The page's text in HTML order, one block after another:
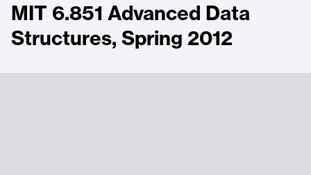
MIT 6.851 Advanced Data
Structures, Spring 2012